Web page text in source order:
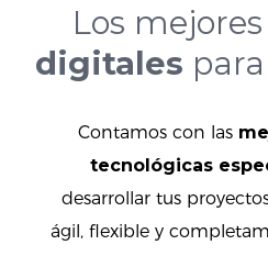
Los mejores
digitales
Contamos con las
tecnológicas
desarrollar tus
ágil, flexible y